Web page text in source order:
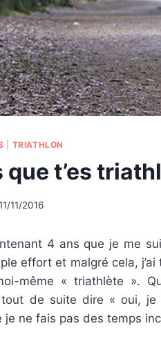
TRIATHLON
que t’es
11/2016
4 ans que je me
effort et malgré cela,
même « triathlète ».
tout de suite dire « oui,
je ne fais pas des temps